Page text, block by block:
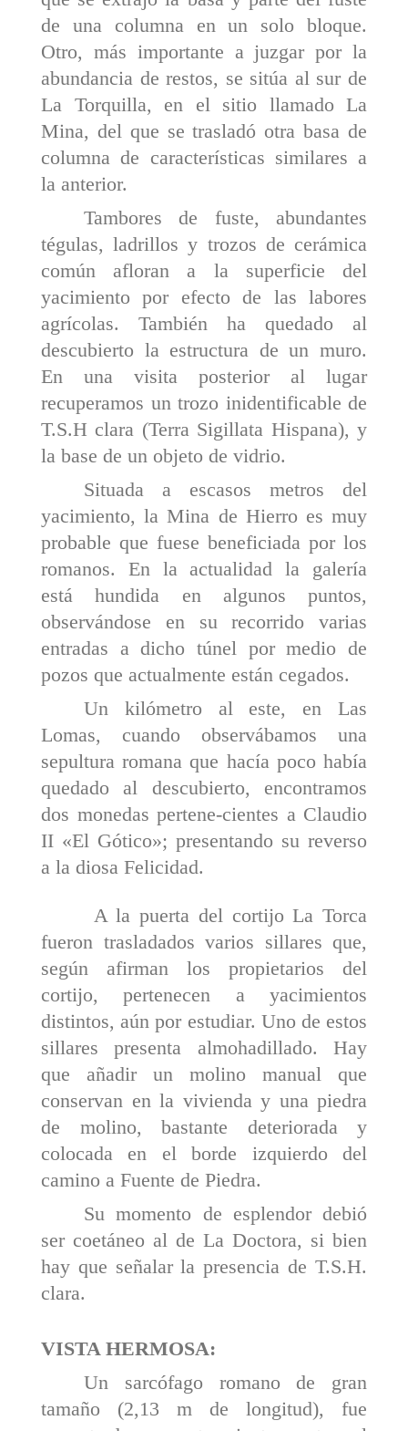
de una columna en un solo bloque.
Otro, más importante a juz­gar por la
abundancia de restos, se sitúa al sur de
La Tor­quilla, en el sitio llamado La
Mina, del que se trasladó otra basa de
columna de características similares a
la anterior.
Tambores de fuste, abundantes
tégulas, ladrillos y trozos de cerámica
común afloran a la superficie del
yacimiento por efecto de las labores
agrícolas. También ha quedado al
descubierto la estructura de un muro.
En una visita posterior al lugar
recuperamos un trozo inidentificable de
T.S.H clara (Terra Sigillata Hispana), y
la base de un objeto de vidrio.
Situada a escasos metros del
yacimiento, la Mina de Hierro es muy
probable que fuese beneficiada por los
romanos. En la actualidad la galería
está hundida en algunos puntos,
observándose en su recorrido varias
entradas a dicho túnel por medio de
pozos que actual­mente están cegados.
Un kilómetro al este, en Las
Lomas, cuando observábamos una
sepultura romana que hacía poco había
quedado al descubierto, encontramos
dos monedas pertene-cientes a Claudio
II «El Gótico»; presentando su reverso
a la diosa Felicidad.
A la puerta del cortijo La Torca
fueron traslada­dos varios sillares que,
según afirman los propietarios del
cortijo, pertenecen a yacimientos
distintos, aún por estu­diar. Uno de estos
sillares presenta almohadillado. Hay
que añadir un molino manual que
conservan en la vivienda y una piedra
de molino, bastante deteriorada y
colocada en el borde izquierdo del
camino a Fuente de Piedra.
Su momento de esplendor debió
ser coetáneo al de La Doctora, si bien
hay que señalar la presencia de T.S.H.
clara.
VISTA HERMOSA:
Un sarcófago romano de gran
tamaño (2,13 m de longitud), fue